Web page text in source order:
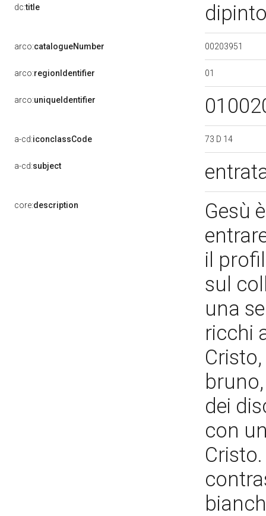
dc:title
arco:catalogueNumber 00203951
arco:regionIdentifier 01
arco:uniqueIdentifier
a-cd:iconclassCode 73 D 14
a-cd:subject
core:description
Gesù
il
sul
una
ricchi
dei
con